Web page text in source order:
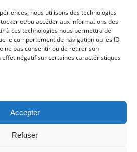
nous utilisons des technologies
et/ou accéder aux informations des
à ces technologies nous permettra de
le comportement de navigation ou les ID
ne pas consentir ou de retirer son
effet négatif sur certaines caractéristiques
Accepter
Refuser
etla création de
responsive.
pas à nous contacter :
NIMES